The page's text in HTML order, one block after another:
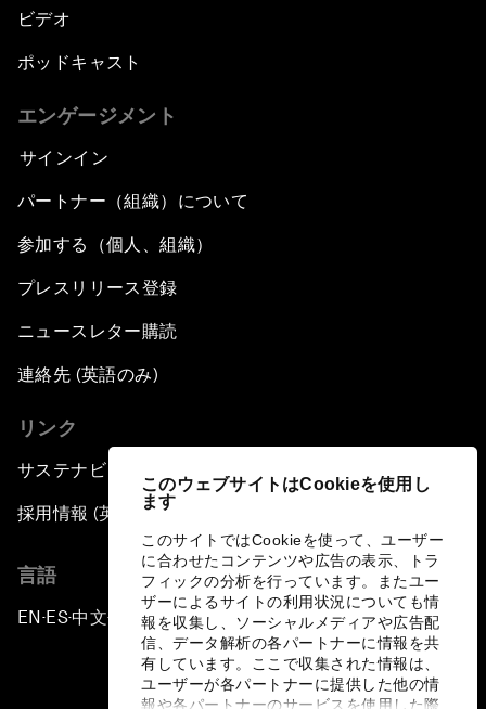
このウェブサイトはCookieを使用し
ます
このサイトではCookieを使って、ユーザー
に合わせたコンテンツや広告の表示、トラ
フィックの分析を行っています。またユー
ザーによるサイトの利用状況についても情
報を収集し、ソーシャルメディアや広告配
信、データ解析の各パートナーに情報を共
有しています。ここで収集された情報は、
ユーザーが各パートナーに提供した他の情
報や各パートナーのサービスを使用した際
ビデオ
ポッドキャスト
エンゲージメント
サインイン
パートナー（組織）について
参加する（個人、組織）
プレスリリース登録
ニュースレター購読
連絡先 (英語のみ)
リンク
サステナビリティへの取り組み
採用情報 (英語のみ)
言語
EN ▪ES▪中文▪ 日本語